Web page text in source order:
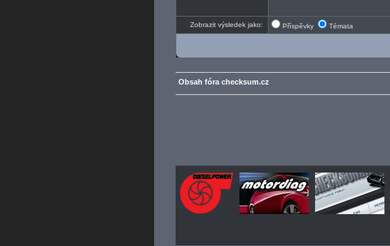
Zobrazit výsledek jako: Příspěvky Témata
Obsah fóra checksum.cz